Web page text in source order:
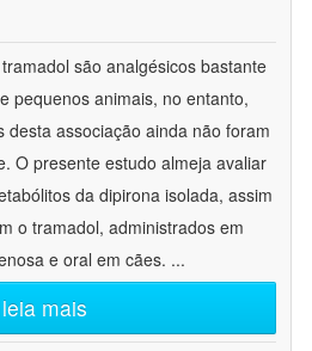
são analgésicos bastante
pequenos animais, no entanto,
desta associação ainda não foram
O presente estudo almeja avaliar
da dipirona isolada, assim
o tramadol, administrados em
e oral em cães. ...
leia mais